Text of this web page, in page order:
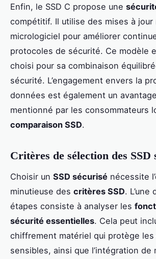
Enfin, le SSD C propose une
compétitif. Il utilise des mises à jour
micrologiciel pour améliorer
protocoles de sécurité. Ce modèle
choisi pour sa combinaison
sécurité. L’engagement envers la
données est également un
mentionné par les consommateurs
comparaison SSD.
Critères de sélection des SSD
Choisir un SSD sécurisé nécessite
minutieuse des critères SSD. L’une
étapes consiste à analyser les
sécurité essentielles. Cela peut
chiffrement matériel qui protège les
sensibles, ainsi que l’intégration de